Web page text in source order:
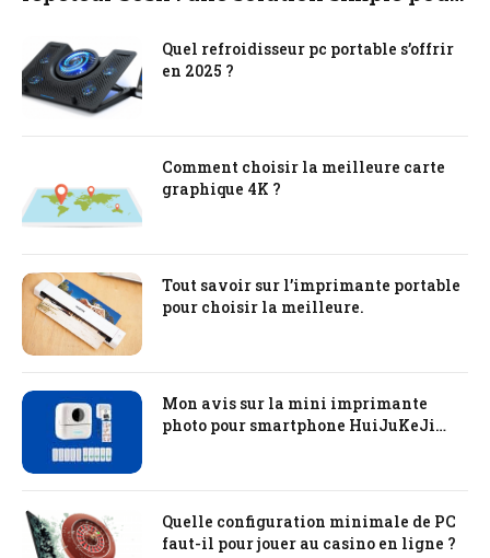
Quel refroidisseur pc portable s’offrir
en 2025 ?
Comment choisir la meilleure carte
graphique 4K ?
Tout savoir sur l’imprimante portable
pour choisir la meilleure.
Mon avis sur la mini imprimante
photo pour smartphone HuiJuKeJi
Quelle configuration minimale de PC
faut-il pour jouer au casino en ligne ?